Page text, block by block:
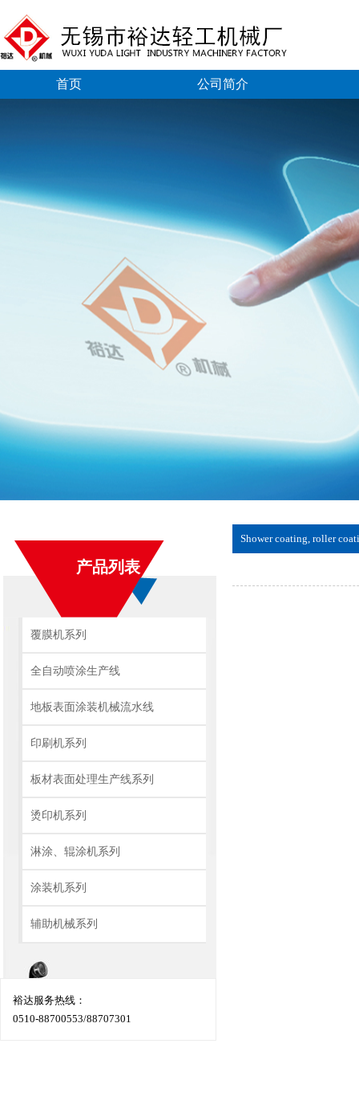
首页 公司简介
产品列表
覆膜机系列
全自动喷涂生产线
地板表面涂装机械流水线
印刷机系列
板材表面处理生产线系列
烫印机系列
淋涂、辊涂机系列
涂装机系列
辅助机械系列
裕达服务热线：
0510-88700553/88707301
Shower coating, roller